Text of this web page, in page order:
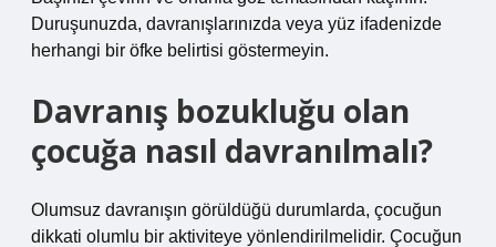
Duruşunuzda, davranışlarınızda veya yüz ifadenizde
herhangi bir öfke belirtisi göstermeyin.
Davranış bozukluğu olan
çocuğa nasıl davranılmalı?
Olumsuz davranışın görüldüğü durumlarda, çocuğun
dikkati olumlu bir aktiviteye yönlendirilmelidir. Çocuğun